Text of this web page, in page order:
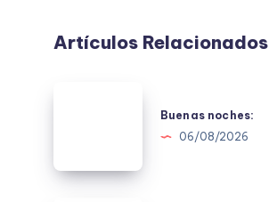
Artículos Relacionados
Buenas noches:
06/08/2026